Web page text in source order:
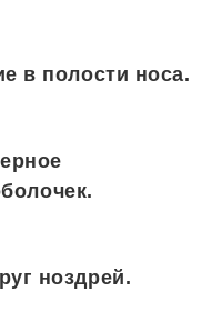
в полости носа.
ноздрей.